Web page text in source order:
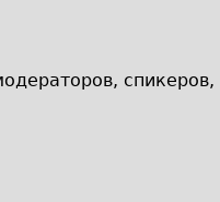
спикеров,